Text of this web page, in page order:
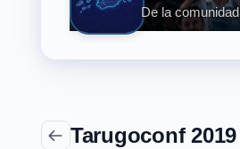
De la
Tarugoconf 2019